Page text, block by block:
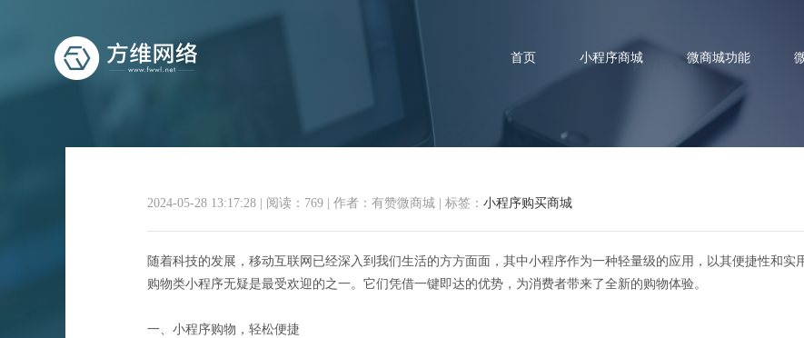
首页 小程序商城 微商城功能
轻触即达：小程序里的购物乐园，一键解
2024-05-28 13:17:28 阅读：769 作者：有赞微商城 标签： 小程序购买商城
随着科技的发展，移动互联网已经深入到我们生活的方方面面，其中小程序作为一种轻量级的应用，以其便捷性和实
购物类小程序无疑是最受欢迎的之一。它们凭借一键即达的优势，为消费者带来了全新的购物体验。
一、小程序购物，轻松便捷